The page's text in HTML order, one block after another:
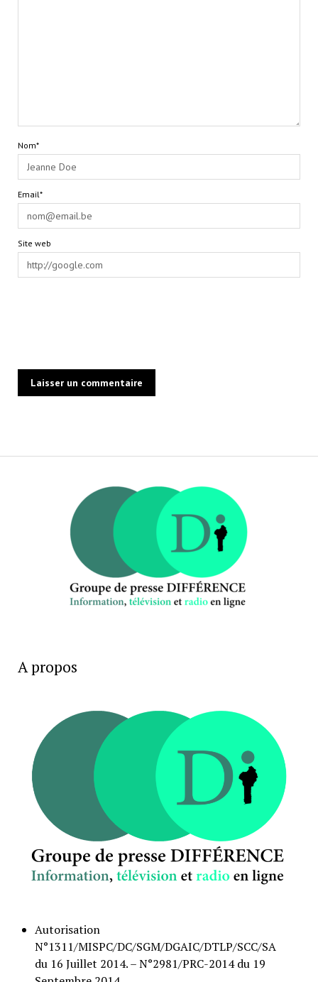
Nom*
Email*
Site web
A propos
Autorisation
N°1311/MISPC/DC/SGM/DGAIC/DTLP/SCC/SA
du 16 Juillet 2014. – N°2981/PRC-2014 du 19